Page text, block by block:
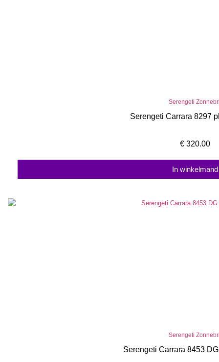
Serengeti
Serengeti Carrara 8297
€ 320.00
In winkelmand
Serengeti
Serengeti Carrara 8453